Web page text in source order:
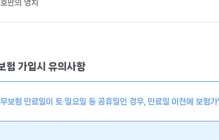
판의 영치
험 가입시 유의사항
보험 만료일이 토·일요일 등 공휴일인 경우, 만료일 이전에 보험가